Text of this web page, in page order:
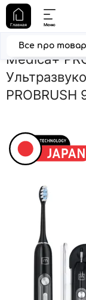
Главная Меню
Главная Комплекты
Набор
Medica+
PROBRUSH
Все про товар